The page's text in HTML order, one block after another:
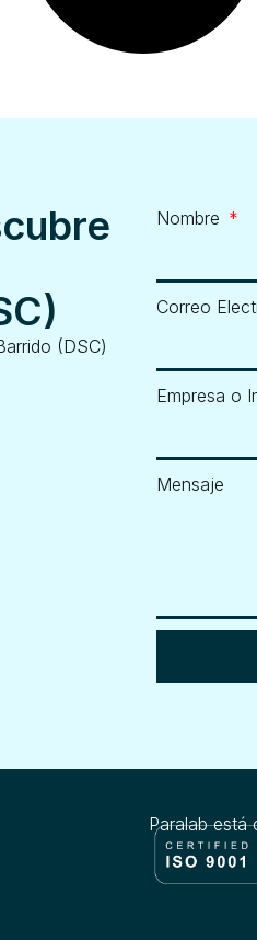
(DSC)
Nombre
Correo
Empresa o
Mensaje
Paralab está